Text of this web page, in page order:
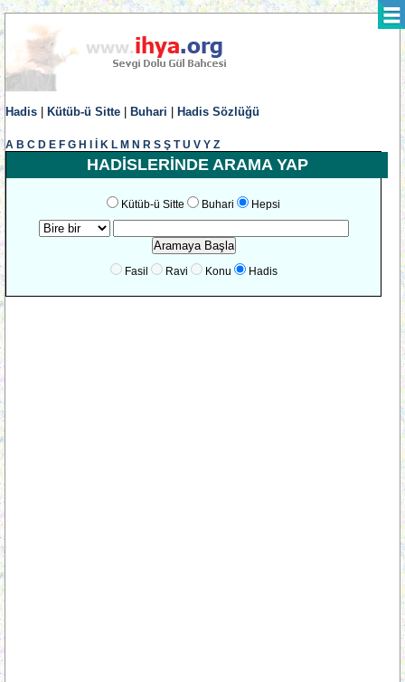
Hadis Kütüb-ü Sitte Buhari Hadis Sözlüğü
A B C D E F G H K L M N R S Ş T U V Y Z
HADİSLERİNDE ARAMA YAP
Kütüb-ü Sitte Buhari Hepsi
Fasil Ravi Konu Hadis